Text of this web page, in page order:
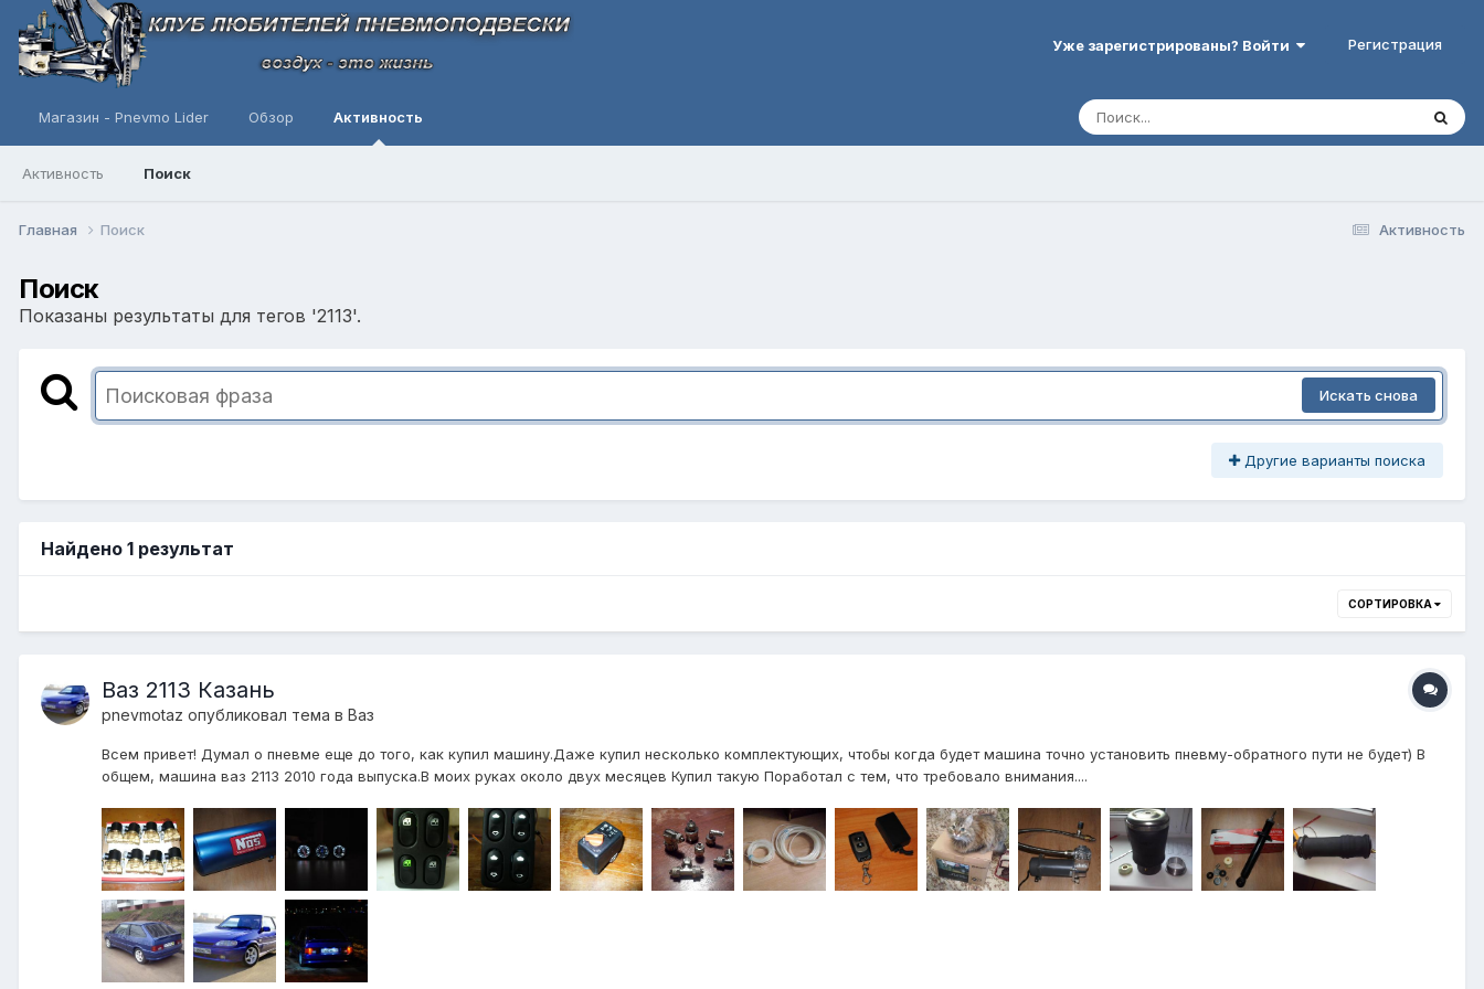
Уже зарегистрированы? Войти Регистрация
Магазин - Pnevmo Lider Обзор Активность
Активность Поиск
Активность
Главная Поиск
Поиск
Показаны результаты для тегов '2113'.
Искать снова
Другие варианты поиска
Найдено 1 результат
СОРТИРОВКА
Ваз 2113 Казань
pnevmotaz опубликовал тема в Ваз
Всем привет! Думал о пневме еще до того, как купил машину.Даже купил несколько комплектующих, чтобы когда будет машина точно установить пневму-обратного пути не будет) В
общем, машина ваз 2113 2010 года выпуска.В моих руках около двух месяцев Купил такую Поработал с тем, что требовало внимания....